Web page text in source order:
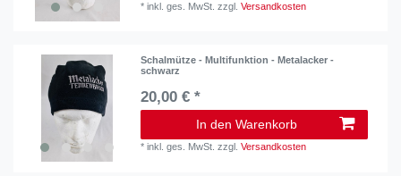
*inkl. ges. MwSt. zzgl.Versandkosten
Schalmütze - Multifunktion - Metalacker -
schwarz
20,00 € *
In den Warenkorb
*inkl. ges. MwSt. zzgl.Versandkosten